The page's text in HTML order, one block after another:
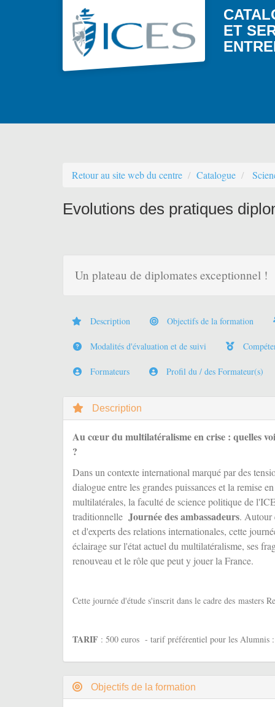
Aller au menu principal
Aller au contenu principal
Personnaliser l'interface
ET
Retour au site web du centre Catalogue
Evolutions des pratiques
Un plateau de diplomates exceptionnel !
Description Objectifs de la formation
Modalités d'évaluation et de suivi
Formateurs Profil du / des Formateur(s)
Description
Au cœur du multilatéralisme en crise : quelles
?
Dans un contexte international marqué par des
dialogue entre les grandes puissances et la remise
multilatérales, la faculté de science politique de
traditionnelle Journée des ambassadeurs. Autour
et d'experts des relations internationales, cette
éclairage sur l'état actuel du multilatéralisme, ses
renouveau et le rôle que peut y jouer la France.
Cette journée d'étude s'inscrit dans le cadre des masters
TARIF : 500 euros - tarif préférentiel pour les Alumnis
Objectifs de la formation